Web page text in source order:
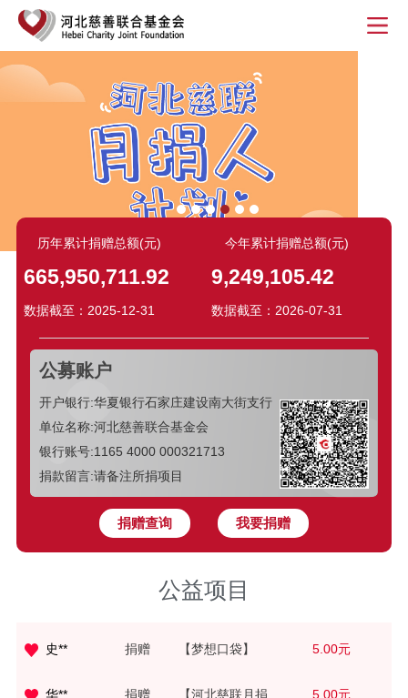
历年累计捐赠总额(元)
665,950,711.92
数据截至：2025-12-31
今年累计捐赠总额(元)
9,249,105.42
数据截至：2026-07-31
公募账户
开户银行:华夏银行石家庄建设南大街支行
单位名称:河北慈善联合基金会
银行账号:1165 4000 000321713
捐款留言:请备注所捐项目
捐赠查询 我要捐赠
公益项目
捐赠 【代理爸妈助养计划】
冰** 捐赠 【梦想口袋】 5.00元
【梦想口袋】
史** 捐赠 【梦想口袋】 5.00元
华** 捐赠 5.00元